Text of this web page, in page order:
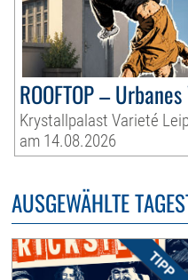
ROOFTOP –
Krystallpalast Varieté
am 14.08.2026
AUSGEWÄHLTE